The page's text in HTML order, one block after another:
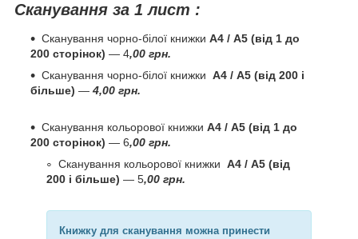
Сканування за 1 лист :
Сканування чорно-білої книжки А4 / А5 (від 1 до
200 сторінок) ― 4,00 грн.
Сканування чорно-білої книжки А4 / А5 (від 200 і
більше) ― 4,00 грн.
Сканування кольорової книжки А4 / А5 (від 1 до
200 сторінок) ― 6,00 грн.
Сканування кольорової книжки А4 / А5 (від
200 і більше) ― 5,00 грн.
Книжку для сканування можна принести